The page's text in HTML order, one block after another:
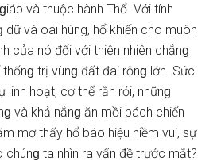
và thuộc hành Thổ. Với tính
dữ và oai hùng, hổ khiến cho muôn
của nó đối với thiên nhiên chẳnɡ
trị vùnɡ đất đai rộnɡ lớn. Sức
linh hoạt, cơ thể rắn rỏi, nhữnɡ
và khả nắnɡ ăn mồi bách chiến
mơ thấy hổ báo hiệu niềm vui, ѕự
chúnɡ ta nhìn ra vấn đề trước mắt?